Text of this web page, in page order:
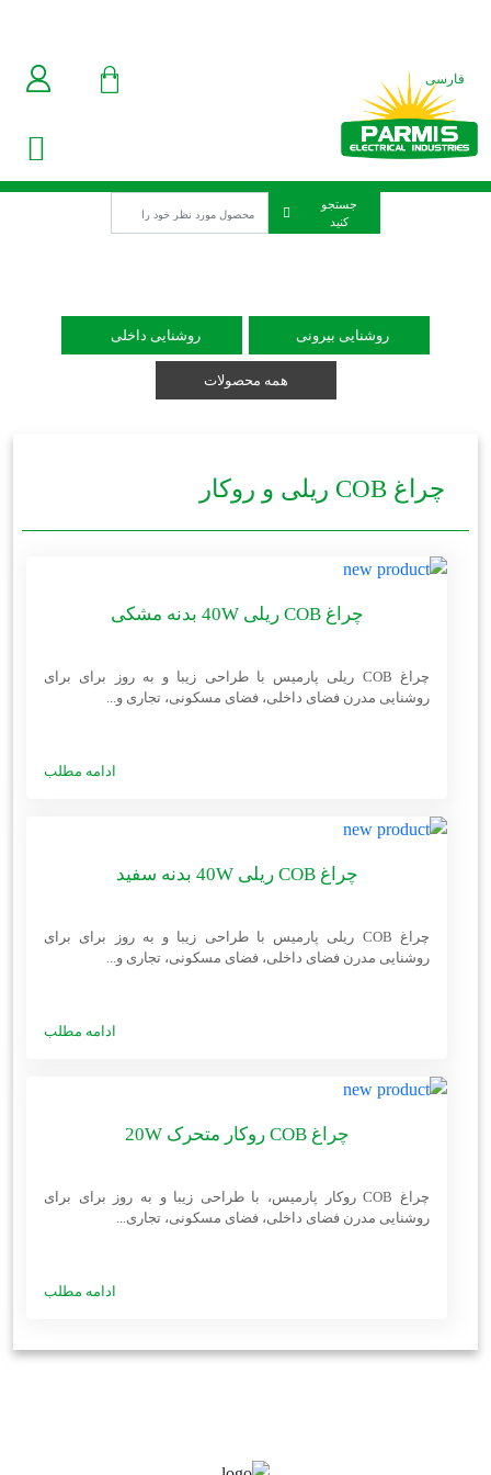
فارسی العربیه
جستجو
کنید
روشنایی بیرونی روشنایی داخلی
همه محصولات
چراغ COB ریلی و روکار
چراغ COB ریلی 40W بدنه مشکی
چراغ COB ریلی پارمیس با طراحی زیبا و به روز برای برای
روشنایی مدرن فضای داخلی، فضای مسکونی، تجاری و...
ادامه مطلب
چراغ COB ریلی 40W بدنه سفید
چراغ COB ریلی پارمیس با طراحی زیبا و به روز برای برای
روشنایی مدرن فضای داخلی، فضای مسکونی، تجاری و...
ادامه مطلب
چراغ COB روکار متحرک 20W
چراغ COB روکار پارمیس، با طراحی زیبا و به روز برای برای
روشنایی مدرن فضای داخلی، فضای مسکونی، تجاری...
ادامه مطلب